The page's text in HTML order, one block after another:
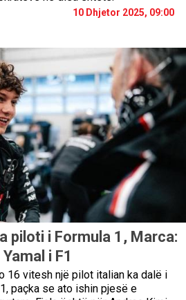
10 Dhjetor 2025, 09:00
piloti i Formula 1, Marca:
i F1
16 vitesh një pilot italian ka dalë i
paçka se ato ishin pjesë e